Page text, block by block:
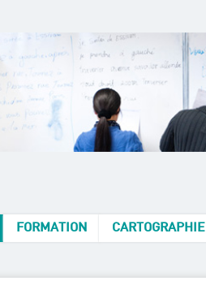
FORMATION CARTOGRAPHIE